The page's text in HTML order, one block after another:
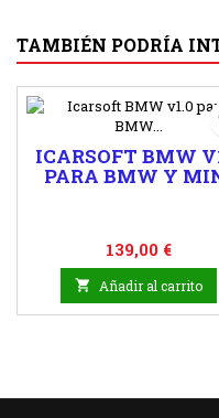
TAMBIÉN PODRÍA
ICARSOFT BMW
PARA BMW Y
Precio
139,00 €
 Añadir al carrito